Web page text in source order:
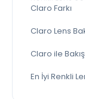
Claro Farkı
Claro Lens
Claro ile
En İyi Renkli